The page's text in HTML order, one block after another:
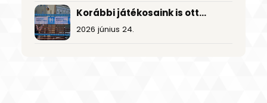
Korábbi játékosaink is ott
lesznek a Kossuth téren!
2026 június 24.